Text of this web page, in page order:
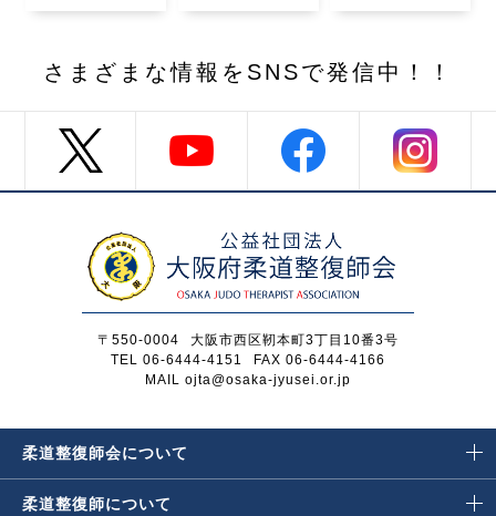
さまざまな情報を SNSで発信中！！
〒550-0004
大阪市西区靭本町3丁目10番3号
TEL 06-6444-4151
FAX 06-6444-4166
MAIL ojta@osaka-jyusei.or.jp
柔道整復師会について
柔道整復師について